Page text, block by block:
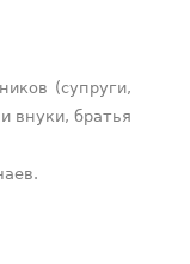
(супруги,
внуки, братья